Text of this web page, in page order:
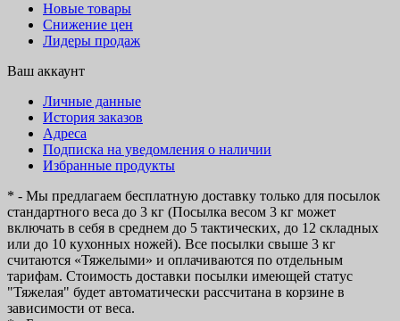
Новые товары
Снижение цен
Лидеры продаж
Ваш аккаунт
Личные данные
История заказов
Адреса
Подписка на уведомления о наличии
Избранные продукты
* - Мы предлагаем бесплатную доставку только для посылок
стандартного веса до 3 кг (Посылка весом 3 кг может
включать в себя в среднем до 5 тактических, до 12 складных
или до 10 кухонных ножей). Все посылки свыше 3 кг
считаются «Тяжелыми» и оплачиваются по отдельным
тарифам. Стоимость доставки посылки имеющей статус
"Тяжелая" будет автоматически рассчитана в корзине в
зависимости от веса.